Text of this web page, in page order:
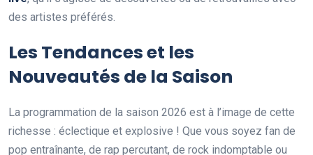
des artistes préférés.
Les Tendances et les
Nouveautés de la Saison
La programmation de la saison 2026 est à l’image de cette
richesse : éclectique et explosive ! Que vous soyez fan de
pop entraînante, de rap percutant, de rock indomptable ou